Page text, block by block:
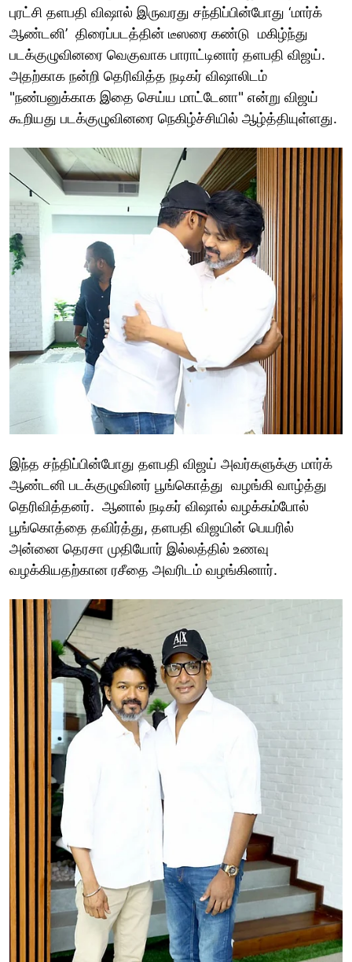
புரட்சி தளபதி விஷால் இருவரது சந்திப்பின்போது ‘மார்க்
ஆண்டனி’ திரைப்படத்தின் டீஸரை கண்டு மகிழ்ந்து
படக்குழுவினரை வெகுவாக பாராட்டினார் தளபதி விஜய்.
அதற்காக நன்றி தெரிவித்த நடிகர் விஷாலிடம்
"நண்பனுக்காக இதை செய்ய மாட்டேனா" என்று விஜய்
கூறியது படக்குழுவினரை நெகிழ்ச்சியில் ஆழ்த்தியுள்ளது.
இந்த சந்திப்பின்போது தளபதி விஜய் அவர்களுக்கு மார்க்
ஆண்டனி படக்குழுவினர் பூங்கொத்து வழங்கி வாழ்த்து
தெரிவித்தனர். ஆனால் நடிகர் விஷால் வழக்கம்போல்
பூங்கொத்தை தவிர்த்து, தளபதி விஜயின் பெயரில்
அன்னை தெரசா முதியோர் இல்லத்தில் உணவு
வழக்கியதற்கான ரசீதை அவரிடம் வழங்கினார்.